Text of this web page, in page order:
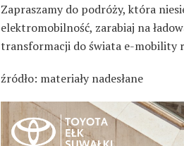
Zapraszamy do podróży, która
elektromobilność, zarabiaj na
transformacji do świata e-mobility
źródło: materiały nadesłane